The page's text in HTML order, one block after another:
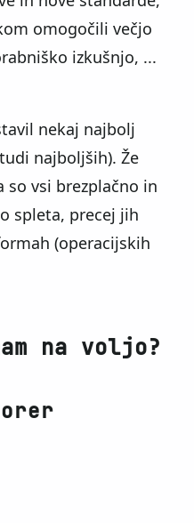
omogočili večjo
izkušnjo, ...
nekaj najbolj
najboljših). Že
vsi brezplačno in
spleta, precej jih
(operacijskih
na voljo?